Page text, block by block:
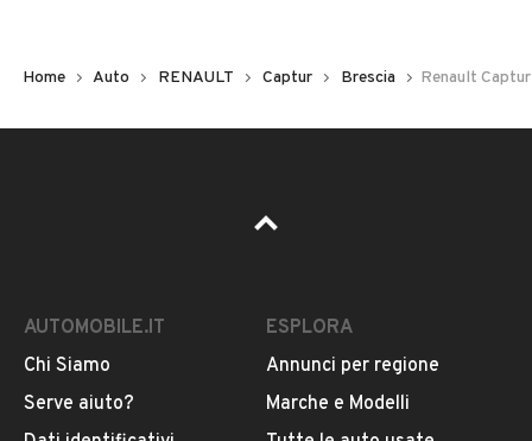
Pubblicità
Home Auto RENAULT Captur Brescia Renault
AUTOMOBILE.IT
Chi Siamo
Serve aiuto?
ESPLORA
Annunci per regione
Marche e Modelli